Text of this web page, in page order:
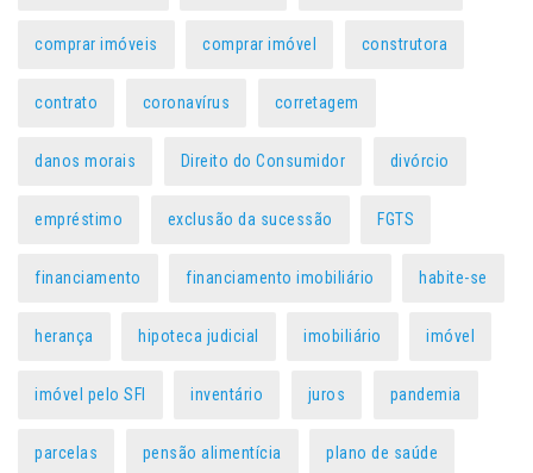
comprar imóveis comprar imóvel construtora
contrato coronavírus corretagem
danos morais Direito do Consumidor divórcio
empréstimo exclusão da sucessão FGTS
financiamento financiamento imobiliário habite-se
herança hipoteca judicial imobiliário imóvel
imóvel pelo SFI inventário juros pandemia
parcelas pensão alimentícia plano de saúde